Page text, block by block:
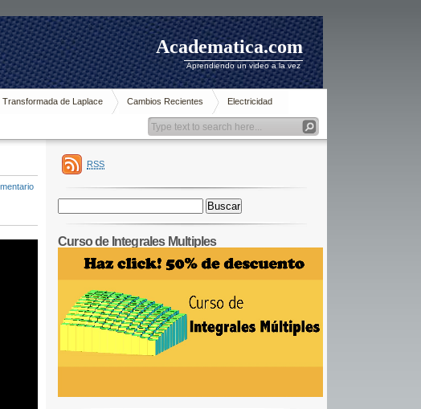
Academatica.com
Aprendiendo un video a la vez
Transformada de Laplace Cambios Recientes Electricidad
RSS
Curso de Integrales Multiples